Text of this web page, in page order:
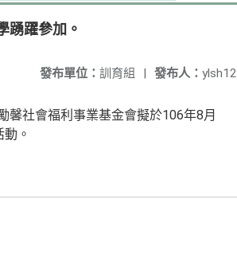
踴躍參加。
發布人： ylsh12
發布單位： 訓育組 |
馨社會福利事業基金會擬於106年8月
。